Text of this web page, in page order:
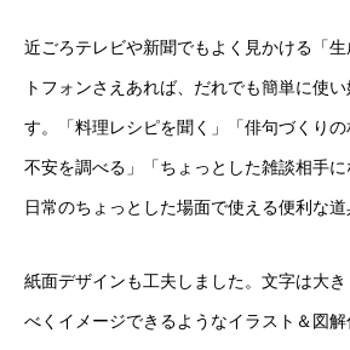
近ごろテレビや新聞でもよく見かける「
トフォンさえあれば、だれでも簡単に使
す。「料理レシピを聞く」「俳句づくり
不安を調べる」「ちょっとした雑談相手に
日常のちょっとした場面で使える便利な道
紙面デザインも工夫しました。文字は大
べくイメージできるようなイラスト＆図